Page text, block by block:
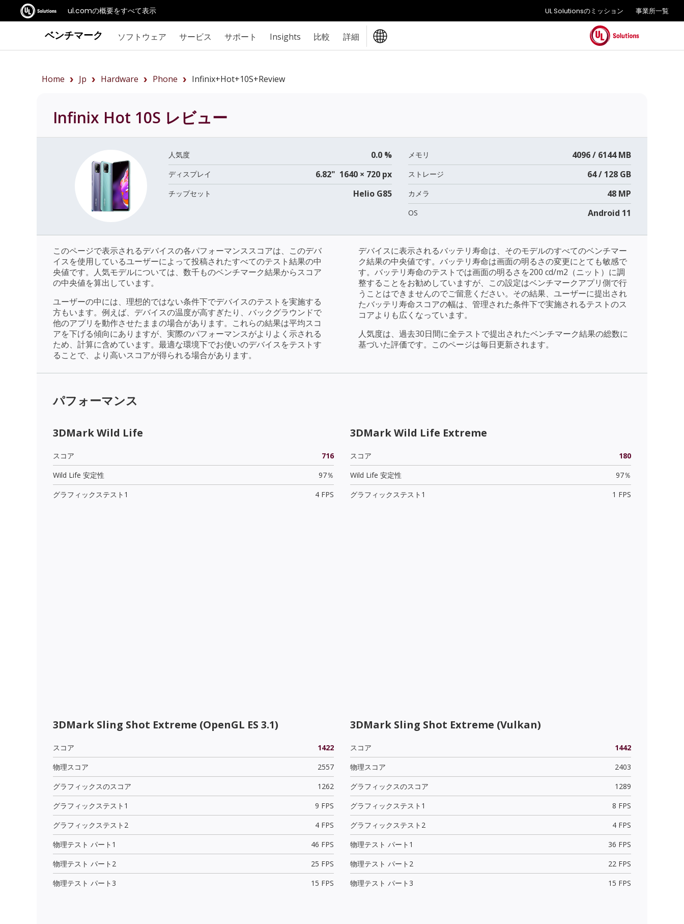
ul.comの概要をすべて表示 UL Solutionsのミッション 事業所一覧
ベンチマーク ソフトウェア サービス サポート Insights 比較 詳細
Home Jp Hardware Phone Infinix+Hot+10S+review
Infinix Hot 10S レビュー
人気度 0.0 %
ディスプレイ 6.82" 1640 × 720 px
チップセット Helio G85
メモリ 4096 / 6144 MB
ストレージ 64 / 128 GB
カメラ 48 MP
OS Android 11
このページで表示されるデバイスの各パフォーマンススコアは、このデバ
イスを使用しているユーザーによって投稿されたすべてのテスト結果の中
央値です。人気モデルについては、数千ものベンチマーク結果からスコア
の中央値を算出しています。
ユーザーの中には、理想的ではない条件下でデバイスのテストを実施する
方もいます。例えば、デバイスの温度が高すぎたり、バックグラウンドで
他のアプリを動作させたままの場合があります。これらの結果は平均スコ
アを下げる傾向にありますが、実際のパフォーマンスがよりよく示される
ため、計算に含めています。最適な環境下でお使いのデバイスをテストす
ることで、より高いスコアが得られる場合があります。
デバイスに表示されるバッテリ寿命は、そのモデルのすべてのベンチマー
ク結果の中央値です。バッテリ寿命は画面の明るさの変更にとても敏感で
す。バッテリ寿命のテストでは画面の明るさを200 cd/m2（ニット）に調
整することをお勧めしていますが、この設定はベンチマークアプリ側で行
うことはできませんのでご留意ください。その結果、ユーザーに提出され
たバッテリ寿命スコアの幅は、管理された条件下で実施されるテストのス
コアよりも広くなっています。
人気度は、過去30日間に全テストで提出されたベンチマーク結果の総数に
基づいた評価です。このページは毎日更新されます。
パフォーマンス
3DMark Wild Life
スコア
716
Wild Life 安定性
97％
グラフィックステスト1
4 FPS
3DMark Wild Life Extreme
スコア
180
Wild Life 安定性
97％
グラフィックステスト1
1 FPS
3DMark Sling Shot Extreme (OpenGL ES 3.1)
スコア
1422
物理スコア
2557
グラフィックスのスコア
1262
グラフィックステスト1
9 FPS
グラフィックステスト2
4 FPS
物理テスト パート1
46 FPS
物理テスト パート2
25 FPS
物理テスト パート3
15 FPS
3DMark Sling Shot Extreme (Vulkan)
スコア
1442
物理スコア
2403
グラフィックスのスコア
1289
グラフィックステスト1
8 FPS
グラフィックステスト2
4 FPS
物理テスト パート1
36 FPS
物理テスト パート2
22 FPS
物理テスト パート3
15 FPS